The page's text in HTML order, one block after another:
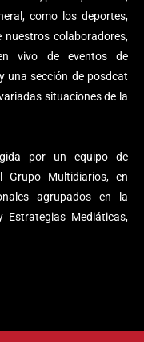
como los deportes,
nuestros colaboradores,
vivo de eventos de
una sección de posdcat
situaciones de la
por un equipo de
Grupo Multidiarios, en
agrupados en la
Estrategias Mediáticas,